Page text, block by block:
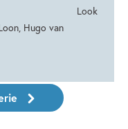
Hugo van
Look